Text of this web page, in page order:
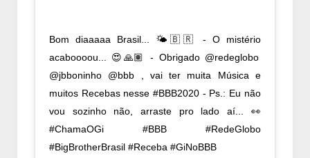
Bom diaaaaa Brasil... 🌤🇧🇷 - O mistério
acaboooou... 😍🙏🏽 - Obrigado @redeglobo
@jbboninho @bbb , vai ter muita Música e
muitos Recebas nesse #BBB2020 - Ps.: Eu não
vou sozinho não, arraste pro lado aí... 👀
#ChamaOGi #BBB #RedeGlobo
#BigBrotherBrasil #Receba #GiNoBBB